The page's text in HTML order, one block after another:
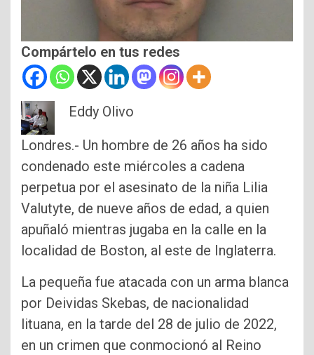
Compártelo en tus redes
Eddy Olivo
Londres.- Un hombre de 26 años ha sido
condenado este miércoles a cadena
perpetua por el asesinato de la niña Lilia
Valutyte, de nueve años de edad, a quien
apuñaló mientras jugaba en la calle en la
localidad de Boston, al este de Inglaterra.
La pequeña fue atacada con un arma blanca
por Deividas Skebas, de nacionalidad
lituana, en la tarde del 28 de julio de 2022,
en un crimen que conmocionó al Reino